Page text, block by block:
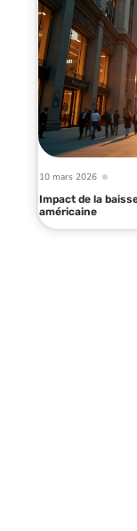
10 mars 2026
Impact de la
américaine